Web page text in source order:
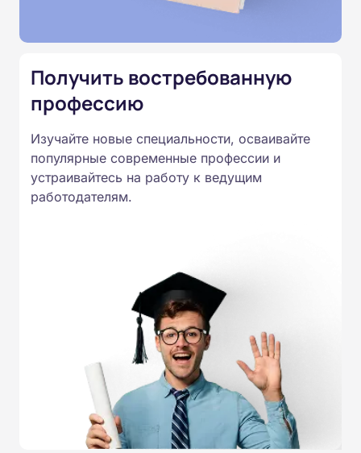
Подготовка ведется по всем
России от 14.07.2023 N 534 в
соответствии с Федеральными
образовательными стандартами
профессионального образования.
Удостоверения и дипломы о
Получить востребованную
профессию
Изучайте новые специальности, осваивайте
популярные современные профессии и
устраивайтесь на работу к ведущим
работодателям.